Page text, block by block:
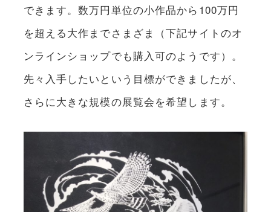
できます。数万円単位の小作品から100万円
を超える大作までさまざま（下記サイトのオ
ンラインショップでも購入可のようです）。
先々入手したいという目標ができましたが、
さらに大きな規模の展覧会を希望します。